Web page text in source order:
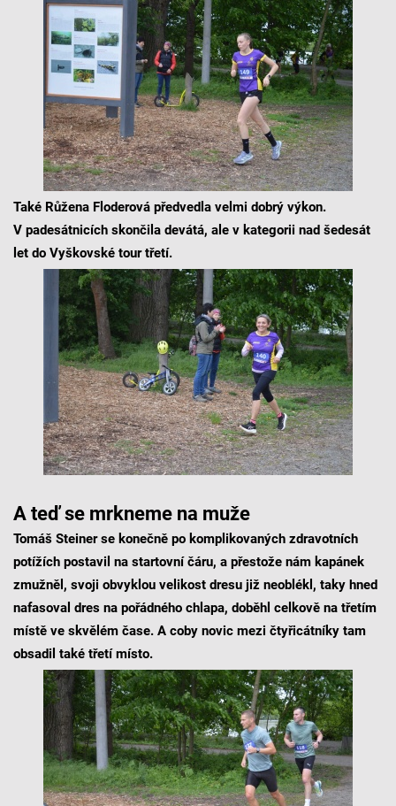
Také Růžena Floderová předvedla velmi dobrý výkon.
V padesátnicích skončila devátá, ale v kategorii nad šedesát
let do Vyškovské tour třetí.
A teď se mrkneme na muže
Tomáš Steiner se konečně po komplikovaných zdravotních
potížích postavil na startovní čáru, a přestože nám kapánek
zmužněl, svoji obvyklou velikost dresu již neoblékl, taky hned
nafasoval dres na pořádného chlapa, doběhl celkově na třetím
místě ve skvělém čase. A coby novic mezi čtyřicátníky tam
obsadil také třetí místo.